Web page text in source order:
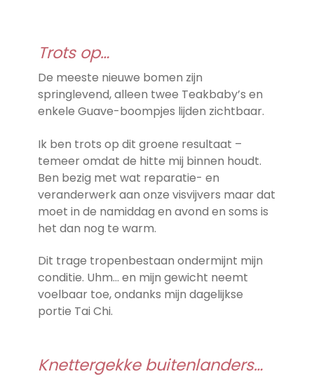
Trots op…
De meeste nieuwe bomen zijn
springlevend, alleen twee Teakbaby’s en
enkele Guave-boompjes lijden zichtbaar.
Ik ben trots op dit groene resultaat –
temeer omdat de hitte mij binnen houdt.
Ben bezig met wat reparatie- en
veranderwerk aan onze visvijvers maar dat
moet in de namiddag en avond en soms is
het dan nog te warm.
Dit trage tropenbestaan ondermijnt mijn
conditie. Uhm… en mijn gewicht neemt
voelbaar toe, ondanks mijn dagelijkse
portie Tai Chi.
Knettergekke buitenlanders…